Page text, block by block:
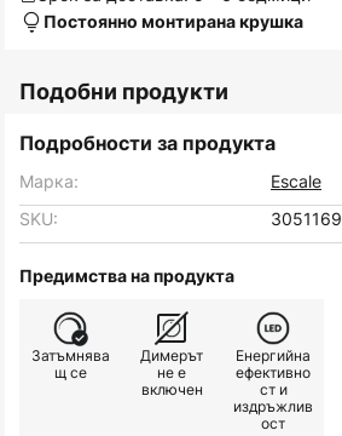
Постоянно монтирана крушка
Подобни продукти
Подробности за продукта
Марка:
Escale
SKU:
3051169
Предимства на продукта
Затъмнява
щ се
Димерът
не е
включен
Енергийна
ефективно
ст и
издръжлив
ост